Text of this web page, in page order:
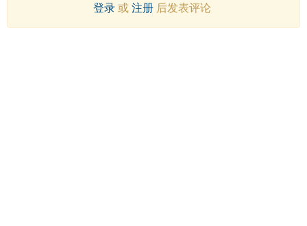
登录或 注册后发表评论